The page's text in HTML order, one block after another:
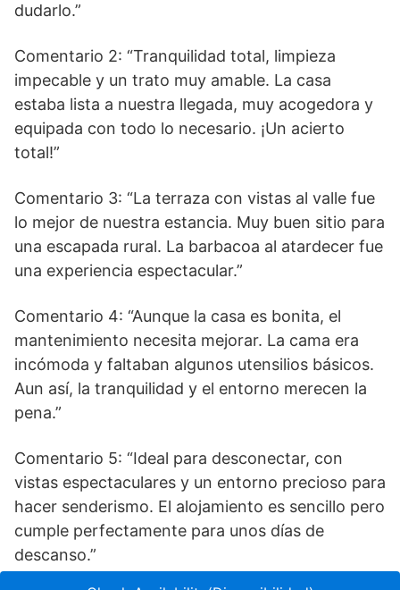
dudarlo.”
Comentario 2: “Tranquilidad total, limpieza
impecable y un trato muy amable. La casa
estaba lista a nuestra llegada, muy acogedora y
equipada con todo lo necesario. ¡Un acierto
total!”
Comentario 3: “La terraza con vistas al valle fue
lo mejor de nuestra estancia. Muy buen sitio para
una escapada rural. La barbacoa al atardecer fue
una experiencia espectacular.”
Comentario 4: “Aunque la casa es bonita, el
mantenimiento necesita mejorar. La cama era
incómoda y faltaban algunos utensilios básicos.
Aun así, la tranquilidad y el entorno merecen la
pena.”
Comentario 5: “Ideal para desconectar, con
vistas espectaculares y un entorno precioso para
hacer senderismo. El alojamiento es sencillo pero
cumple perfectamente para unos días de
descanso.”